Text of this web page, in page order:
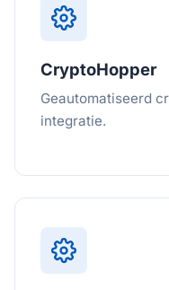
CryptoHopper
Geautomatiseerd
integratie.